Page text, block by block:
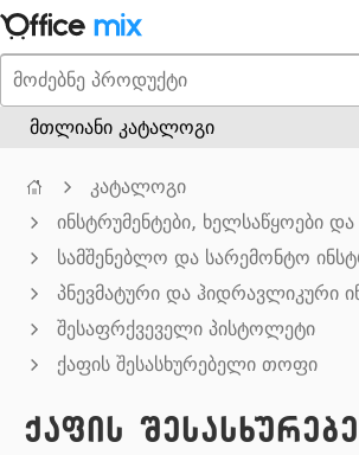
მთლიანი კატალოგი
კატალოგი
ინსტრუმენტები, ხელსაწყოები
სამშენებლო და სარემონტო
პნევმატური და ჰიდრავლიკური
შესაფრქვეველი პისტოლეტი
ქაფის შესასხურებელი თოფი
ქაფის